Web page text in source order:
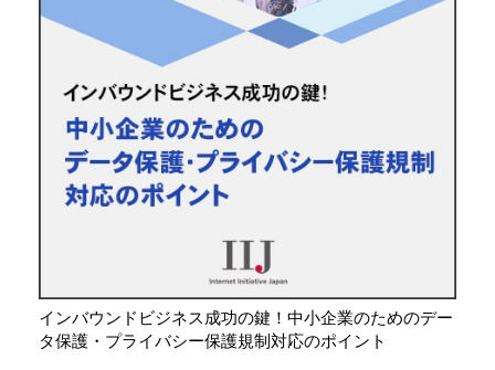
インバウンドビジネス成功の鍵！中小企業のためのデー
タ保護・プライバシー保護規制対応のポイント